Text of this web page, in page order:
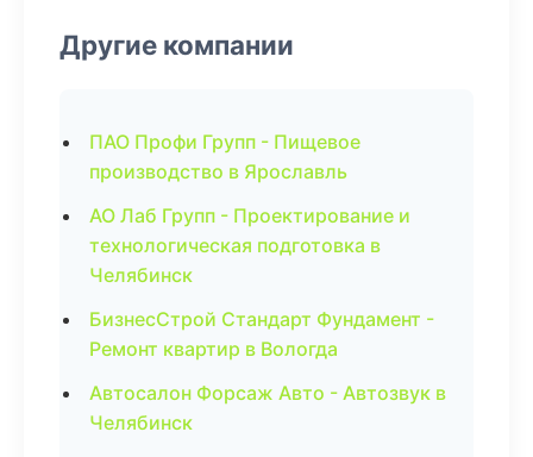
Другие компании
ПАО Профи Групп - Пищевое
производство в Ярославль
АО Лаб Групп - Проектирование и
технологическая подготовка в
Челябинск
БизнесСтрой Стандарт Фундамент -
Ремонт квартир в Вологда
Автосалон Форсаж Авто - Автозвук в
Челябинск